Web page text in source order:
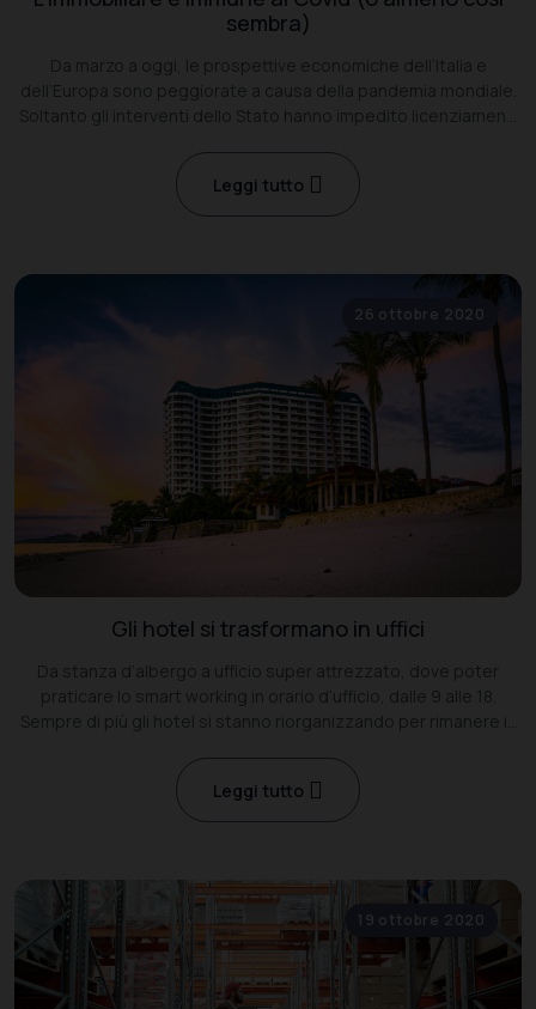
sembra)
Da marzo a oggi, le prospettive economiche dell’Italia e
dell’Europa sono peggiorate a causa della pandemia mondiale.
Soltanto gli interventi dello Stato hanno impedito licenziamenti
Leggi tutto
26 ottobre 2020
Gli hotel si trasformano in uffici
Da stanza d’albergo a ufficio super attrezzato, dove poter
praticare lo smart working in orario d’ufficio, dalle 9 alle 18.
Sempre di più gli hotel si stanno riorganizzando per rimanere in
Leggi tutto
19 ottobre 2020